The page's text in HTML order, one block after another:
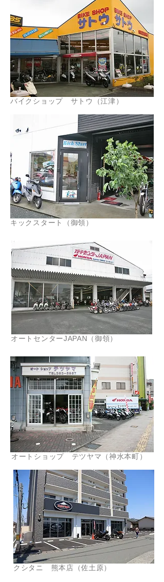
バイクショップ サトウ（江津）
キックスタート（御領）
オートセンターJAPAN（御領）
オートショップ テツヤマ（神水本町）
クシタニ 熊本店（佐土原）